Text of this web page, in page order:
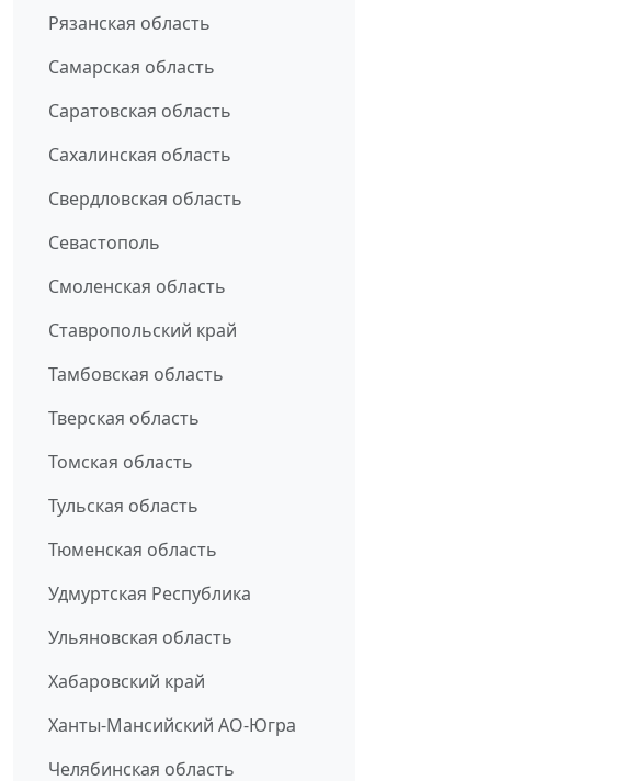
Рязанская область
Самарская область
Саратовская область
Сахалинская область
Свердловская область
Севастополь
Смоленская область
Ставропольский край
Тамбовская область
Тверская область
Томская область
Тульская область
Тюменская область
Удмуртская Республика
Ульяновская область
Хабаровский край
Ханты-Мансийский АО-Югра
Челябинская область